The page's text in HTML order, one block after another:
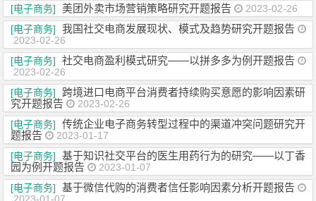
[电子商务]
美团外卖市场营销策略研究开题报告
2023-02-26
[电子商务]
我国社交电商发展现状、模式及趋势研究开题报告
2023-02-26
[电子商务]
社交电商盈利模式研究——以拼多多为例开题报告
2023-02-26
[电子商务]
跨境进口电商平台消费者持续购买意愿的影响因素研
究开题报告
2023-02-26
[电子商务]
传统企业电子商务转型过程中的渠道冲突问题研究开
题报告
2023-01-17
[电子商务]
基于知识社交平台的医生用药行为的研究——以丁香
园为例开题报告
2023-01-07
[电子商务]
基于微信代购的消费者信任影响因素分析开题报告